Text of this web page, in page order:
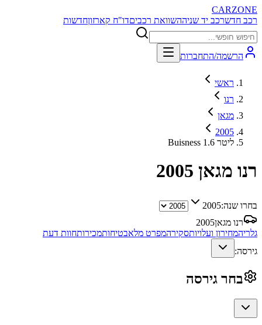
CARZONE
רכב חדשרכב יד שניההשוואת רכביםדו"ח קארזוןחדשות
הרשמה/התחברות
ראשי
רנו
מגאן
2005
Buisness 1.6 ליטר
רנו מגאן 2005
בחרו שנה:2005
רנו מגאן2005
גלריהמחירון ועלויותסקירהמפרט מלאבטיחותמכירותחוות דעת
גירסה:
בחר גירסה